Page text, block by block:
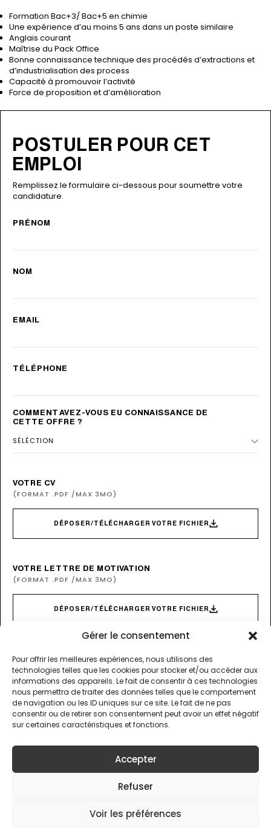
Gérer le consentement
Pour offrir les meilleures expériences, nous utilisons des
technologies telles que les cookies pour stocker et/ou accéder aux
informations des appareils. Le fait de consentir à ces technologies
nous permettra de traiter des données telles que le comportement
de navigation ou les ID uniques sur ce site. Le fait de ne pas
consentir ou de retirer son consentement peut avoir un effet négatif
sur certaines caractéristiques et fonctions.
Accepter
Refuser
Voir les préférences
Formation Bac+3/ Bac+5 en chimie
Une expérience d’au moins 5 ans dans un poste similaire
Anglais courant
Maîtrise du Pack Office
Bonne connaissance technique des procédés d’extractions et
d’industrialisation des process
Capacité à promouvoir l’activité
Force de proposition et d’amélioration
POSTULER POUR CET
EMPLOI
Remplissez le formulaire ci-dessous pour soumettre votre
candidature.
PRÉNOM
NOM
EMAIL
TÉLÉPHONE
COMMENT AVEZ-VOUS EU CONNAISSANCE DE
CETTE OFFRE ?
VOTRE CV
(FORMAT .PDF /MAX 3MO)
DÉPOSER/TÉLÉCHARGER VOTRE FICHIER
VOTRE LETTRE DE MOTIVATION
(FORMAT .PDF /MAX 3MO)
DÉPOSER/TÉLÉCHARGER VOTRE FICHIER
J'accepte lapolitique de confidentialitéde ce site web
Alternative:
LANGUAGE: FRANÇAIS